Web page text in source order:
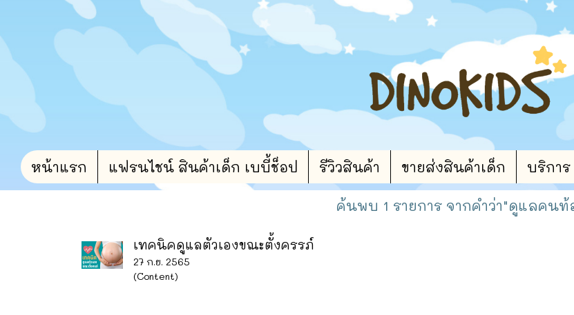
หน้าแรก แฟรนไชน์ สินค้าเด็ก เบบี้ช็อป รีวิวสินค้า ขายส่งสินค้าเด็ก บริกา
ค้นพบ 1 รายการ จากคำว่า"ดูแลคนท้
เทคนิคดูแลตัวเองขณะตั้งครรภ์
27 ก.ย. 2565
(Content)